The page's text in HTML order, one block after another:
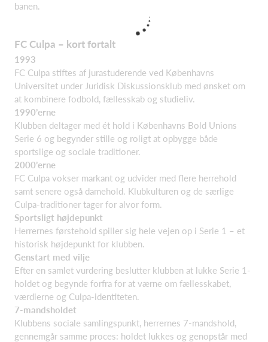
banen.
FC Culpa – kort fortalt
1993
FC Culpa stiftes af jurastuderende ved Københavns
Universitet under Juridisk Diskussionsklub med ønsket om
at kombinere fodbold, fællesskab og studieliv.
1990’erne
Klubben deltager med ét hold i Københavns Bold Unions
Serie 6 og begynder stille og roligt at opbygge både
sportslige og sociale traditioner.
2000’erne
FC Culpa vokser markant og udvider med flere herrehold
samt senere også damehold. Klubkulturen og de særlige
Culpa-traditioner tager for alvor form.
Sportsligt højdepunkt
Herrernes førstehold spiller sig hele vejen op i Serie 1 – et
historisk højdepunkt for klubben.
Genstart med vilje
Efter en samlet vurdering beslutter klubben at lukke Serie 1-
holdet og begynde forfra for at værne om fællesskabet,
værdierne og Culpa-identiteten.
7-mandsholdet
Klubbens sociale samlingspunkt, herrernes 7-mandshold,
gennemgår samme proces: holdet lukkes og genopstår med